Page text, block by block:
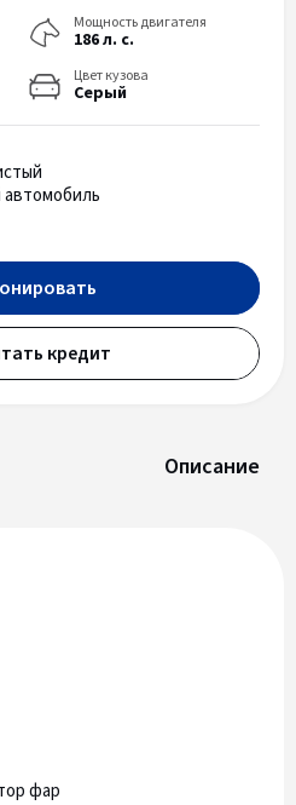
Мощность двигателя
186 л. с.
Цвет кузова
Серый
кредит
Описание
фар